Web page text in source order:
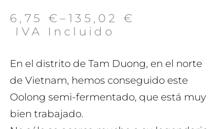
6,75 €– 135,02 €
IVA Incluido
En el distrito de Tam Duong, en el norte
de Vietnam, hemos conseguido este
Oolong semi-fermentado, que está muy
bien trabajado.